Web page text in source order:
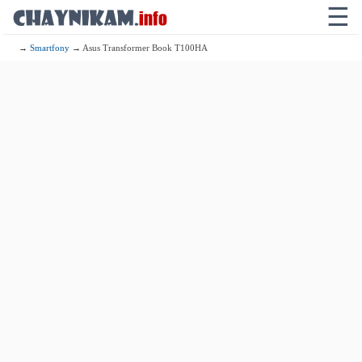
☰
→Smartfony → Asus Transformer Book T100HA